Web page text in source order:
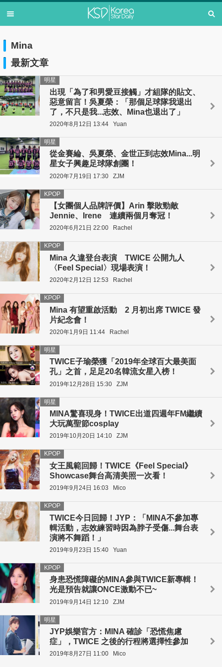
Mina
最新文章
出現「為了和男愛豆接觸」才組隊的貼文、
惡意留言！吳夏榮：「那個足球隊我退出
了，不只是我...志效、Mina也退出了」
明星
2020年8月12日 13:44 Yuan
從金賽綸、吳夏榮、金世正到志效Mina...明
星女子興趣足球隊創團！
明星
2020年7月19日 17:30 ZJM
【女團個人品牌評價】Arin 擊敗勁敵
Jennie、Irene 連續兩個月奪冠！
KPOP
2020年6月21日 22:00 Rachel
Mina 久違登台表演 TWICE 公開九人
〈Feel Special〉現場表演！
KPOP
2020年2月12日 12:53 Rachel
Mina 有望重啟活動 2 月初出席 TWICE 發
片紀念會！
KPOP
2020年1月9日 11:44 Rachel
TWICE子瑜榮獲「2019年全球百大最美面
孔」之首，足足20名韓流女星入榜！
明星
2019年12月28日 15:30 ZJM
MINA驚喜現身！TWICE出道四週年FM繼續
大玩萬聖節cosplay
明星
2019年10月20日 14:10 ZJM
女王風範回歸！TWICE《Feel Special》
Showcase舞台高清美照一次看！
KPOP
2019年9月24日 16:03 Mico
TWICE今日回歸！JYP：「MINA不參加專
輯活動，志效練習時因為脖子受傷...舞台表
演將不舞蹈！」
KPOP
2019年9月23日 15:40 Yuan
身患恐慌障礙的MINA參與TWICE新專輯！
光是預告就讓ONCE激動不已~
KPOP
2019年9月14日 12:10 ZJM
JYP娛樂官方：MINA 確診「恐慌焦慮
症」，TWICE 之後的行程將選擇性參加
明星
2019年8月27日 11:00 Mico